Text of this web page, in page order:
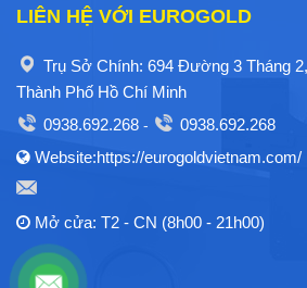
LIÊN HỆ VỚI EUROGOLD
Trụ Sở Chính: 694 Đường 3 Tháng
Thành Phố Hồ Chí Minh
0938.692.268 -
0938.692.268
Website:https://eurogoldvietnam.com/
Mở cửa: T2 - CN (8h00 - 21h00)